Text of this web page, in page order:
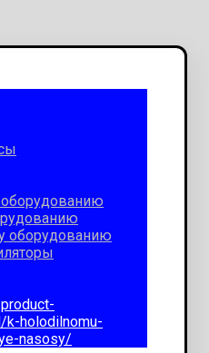
оборудованию
k-holodilnomu-
nasosy/